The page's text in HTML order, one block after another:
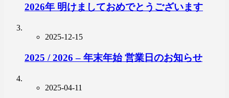
2026年 明けましておめでとうございます
2025-12-15
2025 / 2026 – 年末年始 営業日のお知らせ
2025-04-11